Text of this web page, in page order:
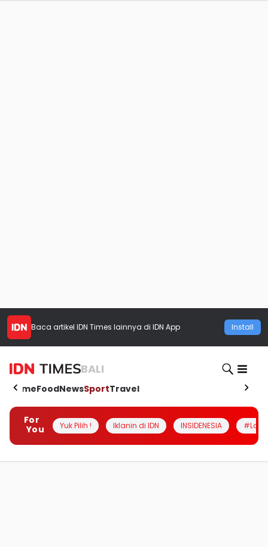
Baca artikel IDN Times lainnya di IDN App Install
BALI
HomeFoodNewsSportTravel
For
You
Yuk Pilih ! Iklanin di IDN INSIDENESIA